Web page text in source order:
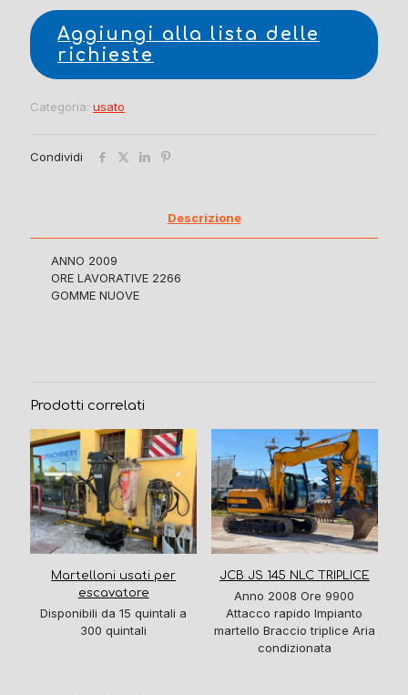
Aggiungi alla lista delle
richieste
Categoria: usato
Condividi
Descrizione
ANNO 2009
ORE LAVORATIVE 2266
GOMME NUOVE
Prodotti correlati
Martelloni usati per
escavatore
Disponibili da 15 quintali a
300 quintali
JCB JS 145 NLC TRIPLICE
Anno 2008 Ore 9900
Attacco rapido Impianto
martello Braccio triplice Aria
condizionata